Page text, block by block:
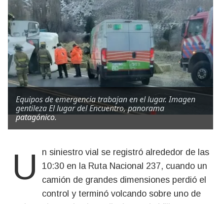
Equipos de emergencia trabajan en el lugar. Imagen
gentileza El lugar del Encuentro, panorama
patagónico.
Un siniestro vial se registró alrededor de las
10:30 en la Ruta Nacional 237, cuando un
camión de grandes dimensiones perdió el
control y terminó volcando sobre uno de